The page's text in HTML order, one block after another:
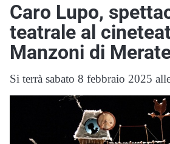
Caro Lupo,
teatrale al
Manzoni di
Si terrà sabato 8 febbraio 2025